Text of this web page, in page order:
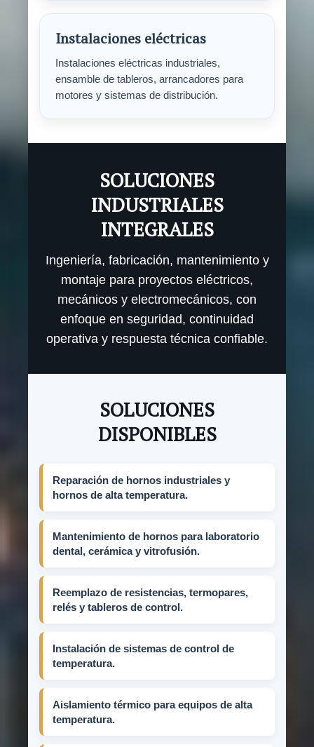
Instalaciones eléctricas
Instalaciones eléctricas industriales,
ensamble de tableros, arrancadores para
motores y sistemas de distribución.
SOLUCIONES
INDUSTRIALES
INTEGRALES
Ingeniería, fabricación, mantenimiento y
montaje para proyectos eléctricos,
mecánicos y electromecánicos, con
enfoque en seguridad, continuidad
operativa y respuesta técnica confiable.
SOLUCIONES
DISPONIBLES
Reparación de hornos industriales y
hornos de alta temperatura.
Mantenimiento de hornos para laboratorio
dental, cerámica y vitrofusión.
Reemplazo de resistencias, termopares,
relés y tableros de control.
Instalación de sistemas de control de
temperatura.
Aislamiento térmico para equipos de alta
temperatura.